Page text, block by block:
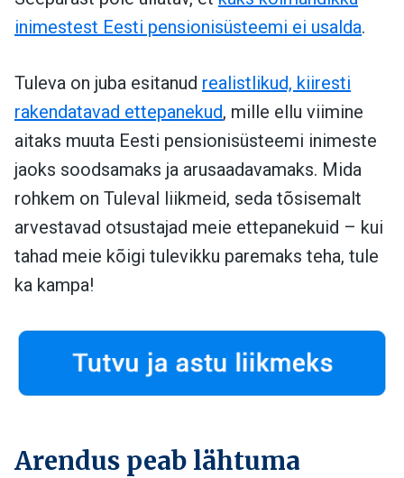
inimestest Eesti pensionisüsteemi ei usalda.
Tuleva on juba esitanud realistlikud, kiiresti
rakendatavad ettepanekud, mille ellu viimine
aitaks muuta Eesti pensionisüsteemi inimeste
jaoks soodsamaks ja arusaadavamaks. Mida
rohkem on Tuleval liikmeid, seda tõsisemalt
arvestavad otsustajad meie ettepanekuid – kui
tahad meie kõigi tulevikku paremaks teha, tule
ka kampa!
Arendus peab lähtuma